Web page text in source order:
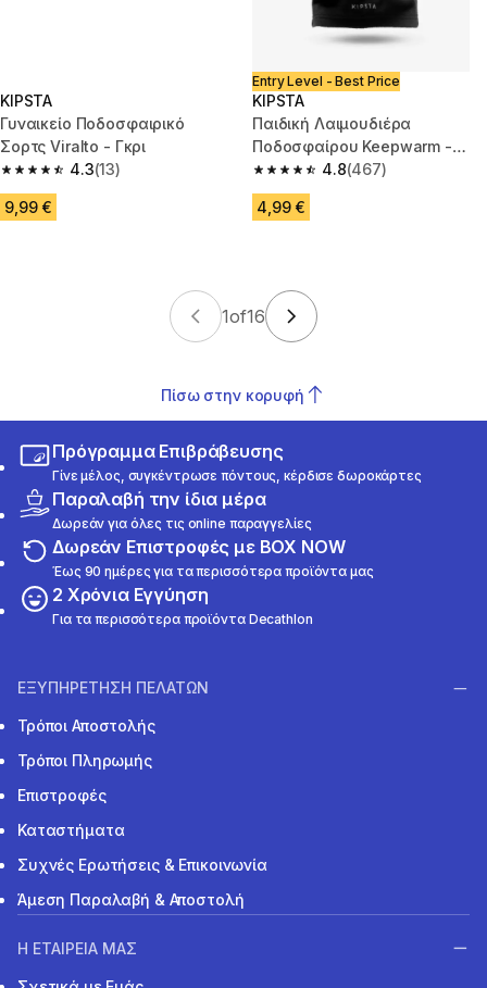
KIPSTA
Γυναικείο Ποδοσφαιρικό
Σορτς Viralto - Γκρι
4.3
4.3 out of 5 stars from 13 reviews
(13)
9,99 €
Entry Level - Best Price
KIPSTA
Παιδική Λαιμουδιέρα
Ποδοσφαίρου Keepwarm -
Μαύρη
4.8
4.8 out of 5 stars from 467
(467)
4,99 €
1of16
Πίσω στην κορυφή
Πρόγραμμα Επιβράβευσης
Γίνε μέλος, συγκέντρωσε πόντους, κέρδισε δωροκάρτες
Παραλαβή την ίδια μέρα
Δωρεάν για όλες τις online παραγγελίες
Δωρεάν Επιστροφές με BOX NOW
Έως 90 ημέρες για τα περισσότερα προϊόντα μας
2 Χρόνια Εγγύηση
Για τα περισσότερα προϊόντα Decathlon
ΕΞΥΠΗΡΕΤΗΣΗ ΠΕΛΑΤΩΝ
Τρόποι Αποστολής
Τρόποι Πληρωμής
Επιστροφές
Καταστήματα
Συχνές Ερωτήσεις & Επικοινωνία
Άμεση Παραλαβή & Αποστολή
Η ΕΤΑΙΡΕΙΑ ΜΑΣ